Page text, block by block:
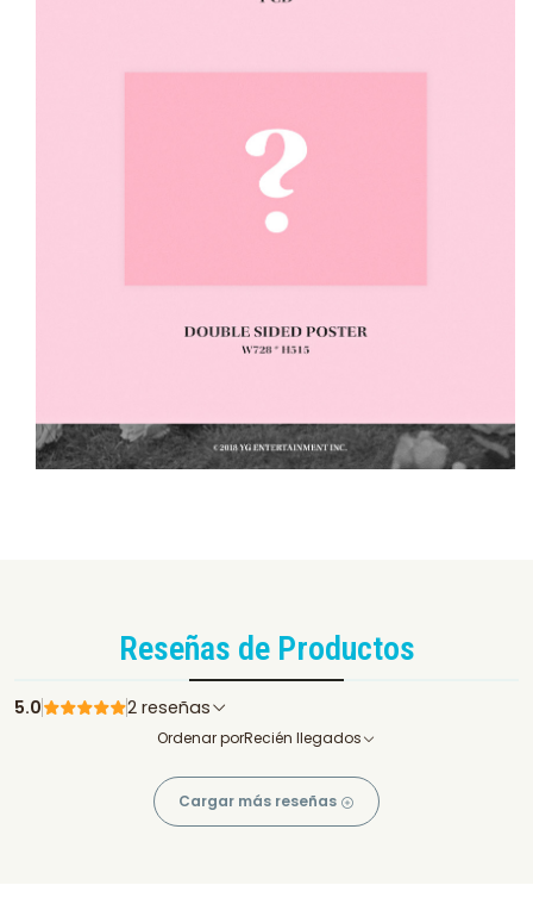
Reseñas de Productos
5.0 2 reseñas
Ordenar porRecién llegados
Cargar más reseñas